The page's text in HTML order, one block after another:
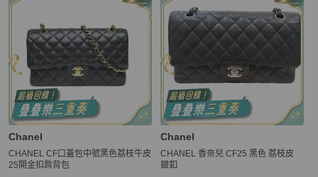
Chanel
CHANEL CF口蓋包中號黑色荔枝牛皮
25開金扣肩背包
Chanel
CHANEL 香奈兒 CF25 黑色 荔枝皮
銀釦